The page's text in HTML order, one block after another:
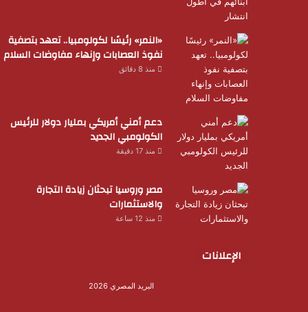
«النمر» رئيسًا لكولومبيا.. تعهد بتصفية
نفوذ العصابات وإنهاء مفاوضات السلام
منذ 8 دقائق
دعم أمني أمريكي بمليار دولار للرئيس
الكولومبي الجديد
منذ 17 دقيقة
مصر وروسيا تبحثان زيادة التجارة
والاستثمارات
منذ 12 ساعة
الإعلانات
البريد المصري 2026